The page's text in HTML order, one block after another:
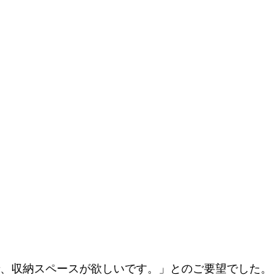
収納スペースが欲しいです。」とのご要望でした。